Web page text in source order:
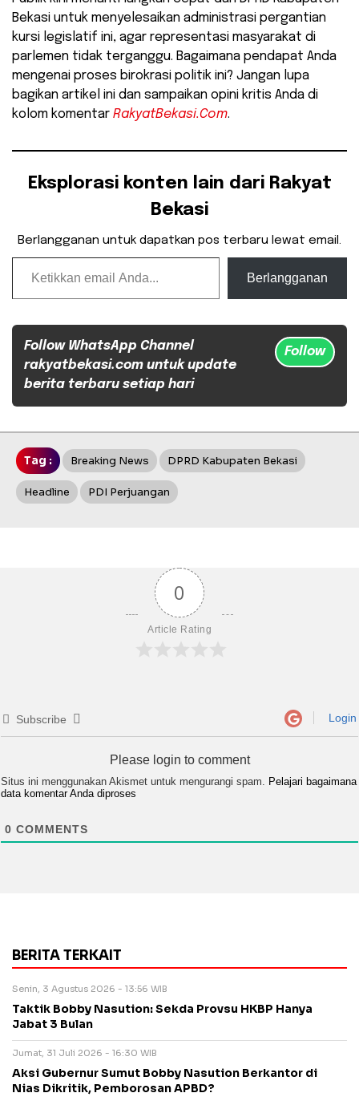
Bekasi untuk menyelesaikan administrasi pergantian
kursi legislatif ini, agar representasi masyarakat di
parlemen tidak terganggu. Bagaimana pendapat Anda
mengenai proses birokrasi politik ini? Jangan lupa
bagikan artikel ini dan sampaikan opini kritis Anda di
kolom komentar RakyatBekasi.Com.
Eksplorasi konten lain dari Rakyat
Bekasi
Berlangganan untuk dapatkan pos terbaru lewat email.
Ketikkan email Anda...
Berlangganan
Follow WhatsApp Channel
rakyatbekasi.com untuk update
berita terbaru setiap hari
Follow
Tag : Breaking News DPRD Kabupaten Bekasi
Headline PDI Perjuangan
0
Article Rating
Subscribe Login
Please login to comment
Situs ini menggunakan Akismet untuk mengurangi spam. Pelajari bagaimana
data komentar Anda diproses
0 COMMENTS
BERITA TERKAIT
Senin, 3 Agustus 2026 - 13:56 WIB
Taktik Bobby Nasution: Sekda Provsu HKBP Hanya
Jabat 3 Bulan
Jumat, 31 Juli 2026 - 16:30 WIB
Aksi Gubernur Sumut Bobby Nasution Berkantor di
Nias Dikritik, Pemborosan APBD?